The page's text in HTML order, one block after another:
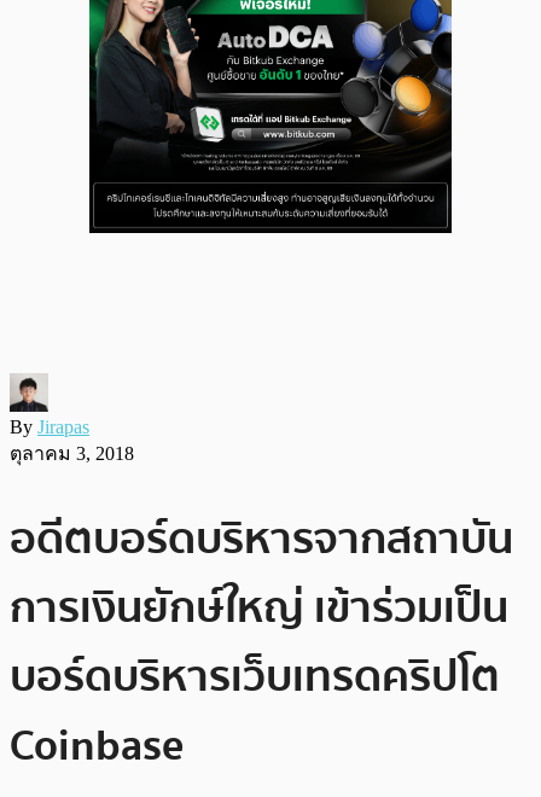
By Jirapas
ตุลาคม 3, 2018
อดีตบอร์ดบริหารจากสถาบัน
การเงินยักษ์ใหญ่ เข้าร่วมเป็น
บอร์ดบริหารเว็บเทรดคริปโต
Coinbase